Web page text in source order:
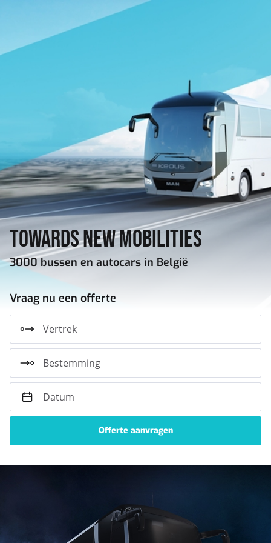
Overslaan en naar de inhoud gaan
TowardsNew Mobilities
3000 bussen en autocars in België
Vraag nu een offerte
Vertrek
Bestemming
Datum